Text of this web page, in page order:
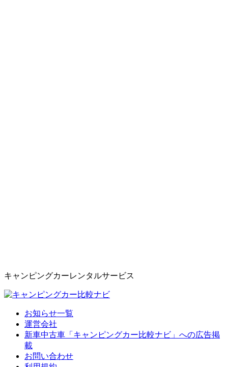
キャンピングカーレンタルサービス
お知らせ一覧
運営会社
新車中古車「キャンピングカー比較ナビ」への広告掲
載
お問い合わせ